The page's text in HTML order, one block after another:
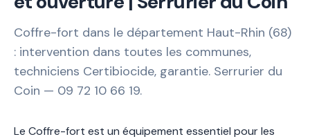
Coffre-fort dans le département Haut-Rhin (68)
: intervention dans toutes les communes,
techniciens Certibiocide, garantie. Serrurier du
Coin — 09 72 10 66 19.
Le Coffre-fort est un équipement essentiel pour les